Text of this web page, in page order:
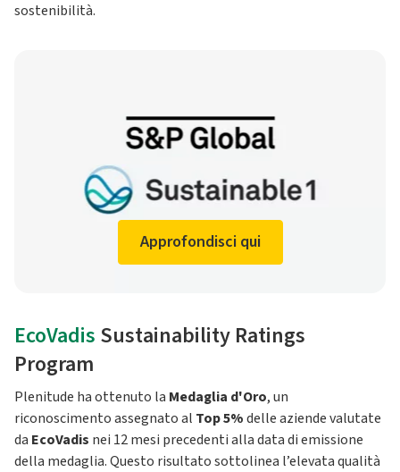
sostenibilità.
Approfondisci qui
EcoVadis Sustainability Ratings
Program
Plenitude ha ottenuto la Medaglia d'Oro, un
riconoscimento assegnato al Top 5%delle aziende valutate
da EcoVadis nei 12 mesi precedenti alla data di emissione
della medaglia. Questo risultato sottolinea l’elevata qualità